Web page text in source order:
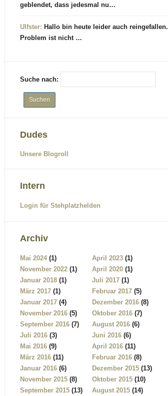
geblendet, dass jedesmal nu…
Ulfster: Hallo bin heute leider auch reingefallen.
Problem ist nicht …
Suche nach:
Dudes
Unsere Blogroll
Intern
Login für Stehplatzhelden
Archiv
Mai 2024 (1) April 2023 (1)
November 2022 (1) April 2020 (1)
Januar 2018 (1) Juli 2017 (1)
März 2017 (1) Februar 2017 (5)
Januar 2017 (4) Dezember 2016 (8)
November 2016 (5) Oktober 2016 (7)
September 2016 (7) August 2016 (6)
Juli 2016 (3) Juni 2016 (6)
Mai 2016 (9) April 2016 (11)
März 2016 (11) Februar 2016 (8)
Januar 2016 (6) Dezember 2015 (13)
November 2015 (8) Oktober 2015 (10)
September 2015 (13) August 2015 (14)